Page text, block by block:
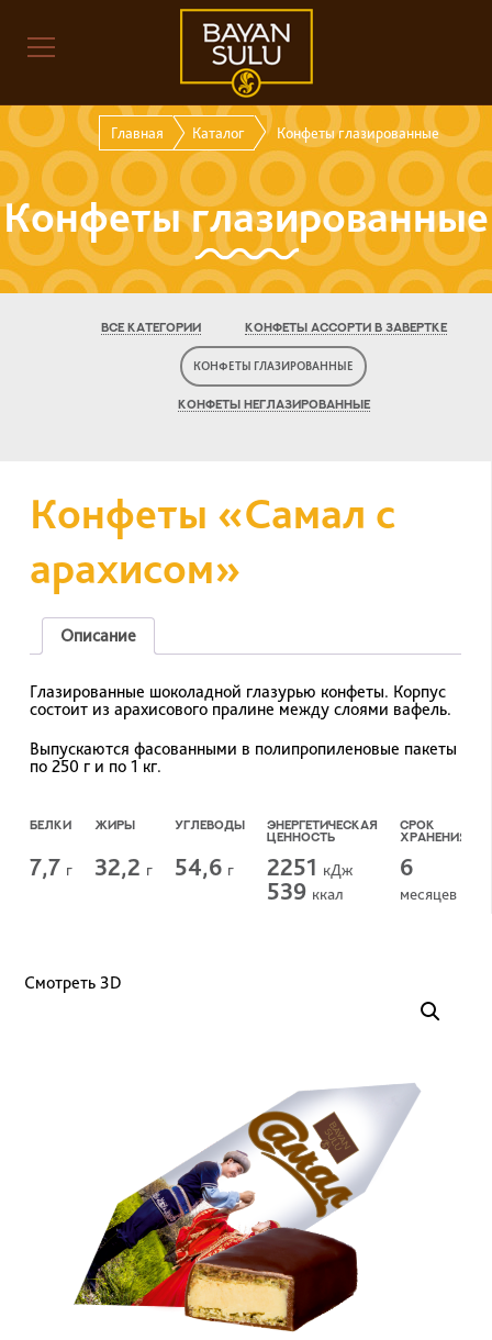
Главная Каталог Конфеты глазированные
Конфеты глазированные
ВСЕ КАТЕГОРИИ КОНФЕТЫ АССОРТИ В ЗАВЕРТКЕ
КОНФЕТЫ ГЛАЗИРОВАННЫЕ
КОНФЕТЫ НЕГЛАЗИРОВАННЫЕ
Конфеты «Самал с
арахисом»
Описание
Глазированные шоколадной глазурью конфеты. Корпус
состоит из арахисового пралине между слоями вафель.
Выпускаются фасованными в полипропиленовые пакеты
по 250 г и по 1 кг.
БЕЛКИ ЖИРЫ УГЛЕВОДЫ
ЭНЕРГЕТИЧЕСКАЯ
ЦЕННОСТЬ
СРОК
ХРАНЕНИЯ
7,7 г 32,2 г 54,6 г 2251 кДж
539 ккал
6
месяцев
Смотреть 3D